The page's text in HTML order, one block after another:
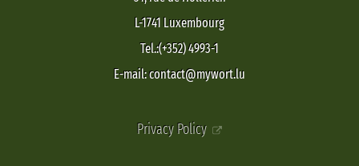
L-1741 Luxembourg
Tel.:(+352) 4993-1
E-mail: contact@mywort.lu
Privacy Policy